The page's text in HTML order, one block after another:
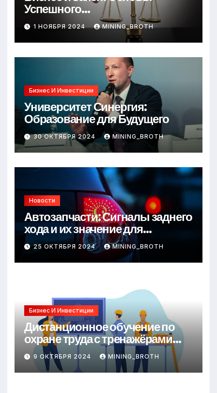
Успешного
Предпринимательства
1 НОЯБРЯ 2024 MINING_BROTH
Бизнес И Инвестиции
Университет Синергия:
Образование для Будущего
30 ОКТЯБРЯ 2024 MINING_BROTH
Новости
Автозапчасти: Сигналы заднего
хода и их значение для
безопасности на дороге
25 ОКТЯБРЯ 2024 MINING_BROTH
Бизнес И Инвестиции
Дистанционное обучение по
охране труда с тренажёрами
онлайн
9 ОКТЯБРЯ 2024 MINING_BROTH